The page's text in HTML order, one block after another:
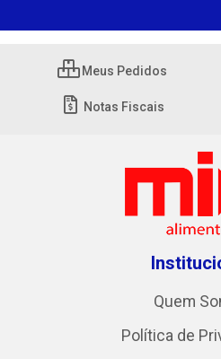
Meus Pedidos
Notas Fiscais
Quem
Política de